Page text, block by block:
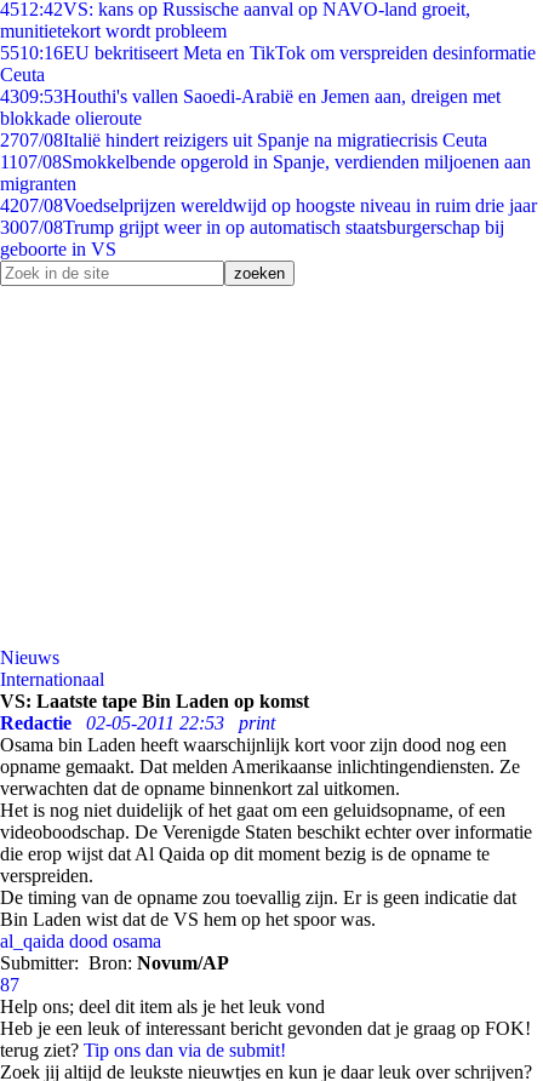
4512:42VS: kans op Russische aanval op NAVO-land groeit,
munitietekort wordt probleem
5510:16EU bekritiseert Meta en TikTok om verspreiden desinformatie
Ceuta
4309:53Houthi's vallen Saoedi-Arabië en Jemen aan, dreigen met
blokkade olieroute
2707/08Italië hindert reizigers uit Spanje na migratiecrisis Ceuta
1107/08Smokkelbende opgerold in Spanje, verdienden miljoenen aan
migranten
4207/08Voedselprijzen wereldwijd op hoogste niveau in ruim drie jaar
3007/08Trump grijpt weer in op automatisch staatsburgerschap bij
geboorte in VS
Nieuws
Internationaal
VS: Laatste tape Bin Laden op komst
Redactie
02-05-2011 22:53
print
Osama bin Laden heeft waarschijnlijk kort voor zijn dood nog een
opname gemaakt. Dat melden Amerikaanse inlichtingendiensten. Ze
verwachten dat de opname binnenkort zal uitkomen.
Het is nog niet duidelijk of het gaat om een geluidsopname, of een
videoboodschap. De Verenigde Staten beschikt echter over informatie
die erop wijst dat Al Qaida op dit moment bezig is de opname te
verspreiden.
De timing van de opname zou toevallig zijn. Er is geen indicatie dat
Bin Laden wist dat de VS hem op het spoor was.
al_qaida dood osama
Submitter: Bron: Novum/AP
87
Help ons; deel dit item als je het leuk vond
Heb je een leuk of interessant bericht gevonden dat je graag op FOK!
terug ziet? Tip ons dan via de submit!
Zoek jij altijd de leukste nieuwtjes en kun je daar leuk over schrijven?